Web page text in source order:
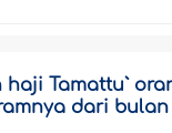
haji Tamattu`
dari bulan